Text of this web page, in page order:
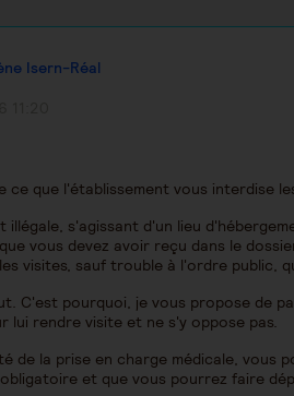
Isern-Réal
ce que l'établissement vous interdise
s'agissant d'un lieu
vous devez avoir reçu dans le
visites, sauf trouble à l'ordre public,
C'est pourquoi, je vous propose de
lui rendre visite et ne s'y oppose pas.
de la prise en charge médicale, vous
et que vous pourrez faire